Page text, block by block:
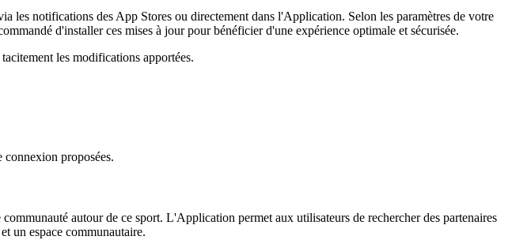
les notifications des App Stores ou directement dans l'Application. Selon les paramètres de votre
d'installer ces mises à jour pour bénéficier d'une expérience optimale et sécurisée.
les modifications apportées.
proposées.
autour de ce sport. L'Application permet aux utilisateurs de rechercher des partenaires
un espace communautaire.